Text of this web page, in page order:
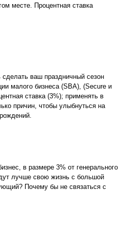
месте. Процентная ставка
ваш праздничный сезон
малого бизнеса (SBA), (Secure и
ставка (3%); применять в
причин, чтобы улыбнуться на
в размере 3% от генерального
лучше свою жизнь с большой
Почему бы не связаться с